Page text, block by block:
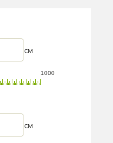
см
1000
см